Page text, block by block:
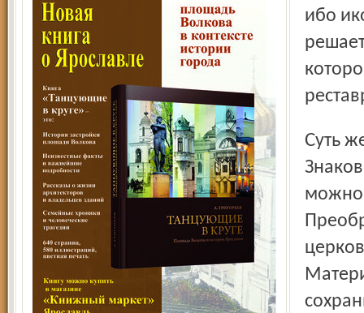
ибо
Суть же свершающегося на наших глазах события в ином.
можно